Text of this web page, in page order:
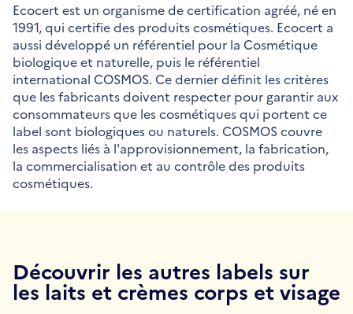
Ecocert est un organisme de certification agréé, né en
1991, qui certifie des produits cosmétiques. Ecocert a
aussi développé un référentiel pour la Cosmétique
biologique et naturelle, puis le référentiel
international COSMOS. Ce dernier définit les critères
que les fabricants doivent respecter pour garantir aux
consommateurs que les cosmétiques qui portent ce
label sont biologiques ou naturels. COSMOS couvre
les aspects liés à l'approvisionnement, la fabrication,
la commercialisation et au contrôle des produits
cosmétiques.
Découvrir les autres labels sur
les laits et crèmes corps et visage